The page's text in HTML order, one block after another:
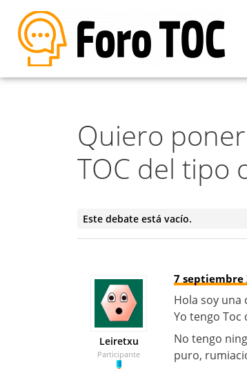
Quiero
TOC del tipo
Este debate está vacío.
Leiretxu
Participante
7 septiembre
Hola soy una
Yo tengo Toc
No tengo
puro,